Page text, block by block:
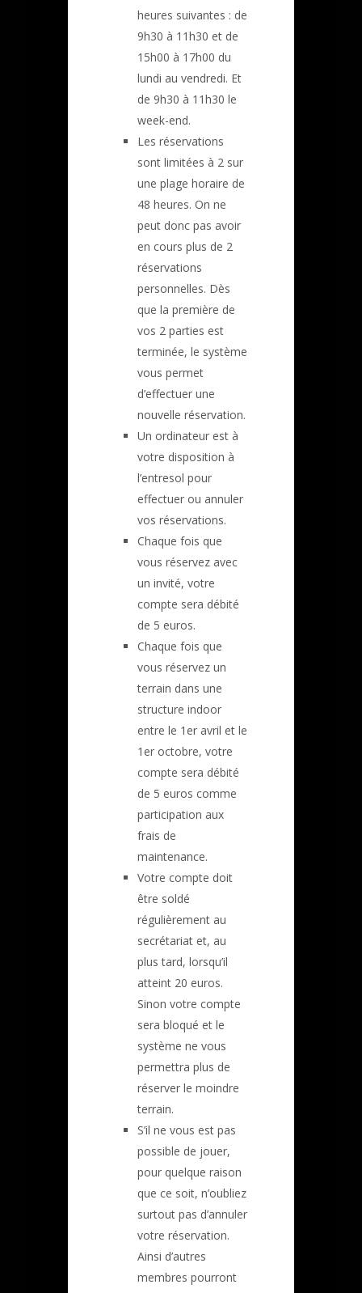
heures suivantes : de
9h30 à 11h30 et de
15h00 à 17h00 du
lundi au vendredi. Et
de 9h30 à 11h30 le
week-end.
Les réservations
sont limitées à 2 sur
une plage horaire de
48 heures. On ne
peut donc pas avoir
en cours plus de 2
réservations
personnelles. Dès
que la première de
vos 2 parties est
terminée, le système
vous permet
d’effectuer une
nouvelle réservation.
Un ordinateur est à
votre disposition à
l’entresol pour
effectuer ou annuler
vos réservations.
Chaque fois que
vous réservez avec
un invité, votre
compte sera débité
de 5 euros.
Chaque fois que
vous réservez un
terrain dans une
structure indoor
entre le 1er avril et le
1er octobre, votre
compte sera débité
de 5 euros comme
participation aux
frais de
maintenance.
Votre compte doit
être soldé
régulièrement au
secrétariat et, au
plus tard, lorsqu’il
atteint 20 euros.
Sinon votre compte
sera bloqué et le
système ne vous
permettra plus de
réserver le moindre
terrain.
S’il ne vous est pas
possible de jouer,
pour quelque raison
que ce soit, n’oubliez
surtout pas d’annuler
votre réservation.
Ainsi d’autres
membres pourront